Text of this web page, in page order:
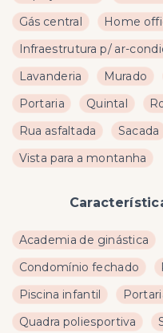
Gás central
Home
Infraestrutura p/ ar-
Lavanderia
Murado
Portaria
Quintal
Rua asfaltada
Sacada
Vista para a montanha
Academia de ginástica
Condomínio fechado
Piscina infantil
Quadra poliesportiva